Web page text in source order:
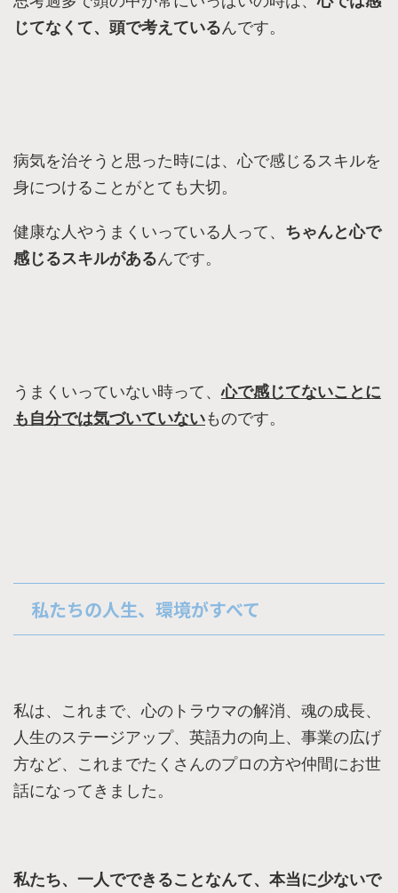
じてなくて、頭で考えているんです。
病気を治そうと思った時には、心で感じるスキルを
身につけることがとても大切。
健康な人やうまくいっている人って、 ちゃんと心で
感じるスキルがあるんです。
うまくいっていない時って、心で感じてないことに
も自分では気づいていないものです。
私たちの人生、環境がすべて
私は、これまで、心のトラウマの解消、魂の成長、
人生のステージアップ、英語力の向上、事業の広げ
方など、これまでたくさんのプロの方や仲間にお世
話になってきました。
私たち、一人でできることなんて、本当に少ないで